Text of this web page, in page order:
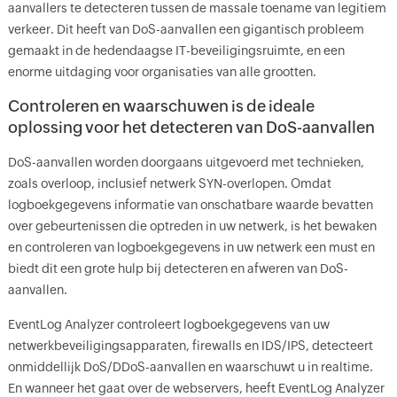
aanvallers te detecteren tussen de massale toename van legitiem
verkeer. Dit heeft van DoS-aanvallen een gigantisch probleem
gemaakt in de hedendaagse IT-beveiligingsruimte, en een
enorme uitdaging voor organisaties van alle grootten.
Controleren en waarschuwen is de ideale
oplossing voor het detecteren van DoS-aanvallen
DoS-aanvallen worden doorgaans uitgevoerd met technieken,
zoals overloop, inclusief netwerk SYN-overlopen. Omdat
logboekgegevens informatie van onschatbare waarde bevatten
over gebeurtenissen die optreden in uw netwerk, is het bewaken
en controleren van logboekgegevens in uw netwerk een must en
biedt dit een grote hulp bij detecteren en afweren van DoS-
aanvallen.
EventLog Analyzer controleert logboekgegevens van uw
netwerkbeveiligingsapparaten, firewalls en IDS/IPS, detecteert
onmiddellijk DoS/DDoS-aanvallen en waarschuwt u in realtime.
En wanneer het gaat over de webservers, heeft EventLog Analyzer